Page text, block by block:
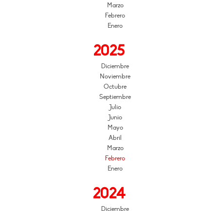
Marzo
Febrero
Enero
2025
Diciembre
Noviembre
Octubre
Septiembre
Julio
Junio
Mayo
Abril
Marzo
Febrero
Enero
2024
Diciembre